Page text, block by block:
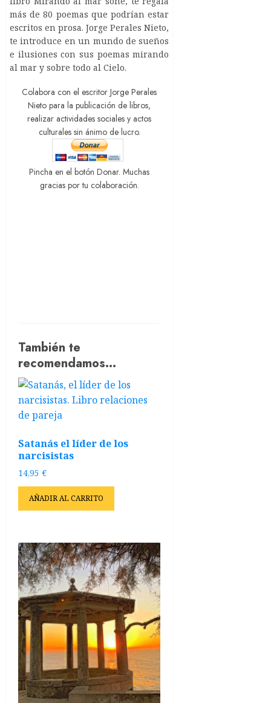
más de 80 poemas que podrían estar
escritos en prosa. Jorge Perales Nieto,
te introduce en un mundo de sueños
e ilusiones con sus poemas mirando
al mar y sobre todo al Cielo.
Colabora con el escritor Jorge Perales
Nieto para la publicación de libros,
realizar actividades sociales y actos
culturales sin ánimo de lucro.
Pincha en el botón Donar. Muchas
gracias por tu colaboración.
También te
recomendamos…
Satanás el líder de los
narcisistas
14,95 €
AÑADIR AL CARRITO